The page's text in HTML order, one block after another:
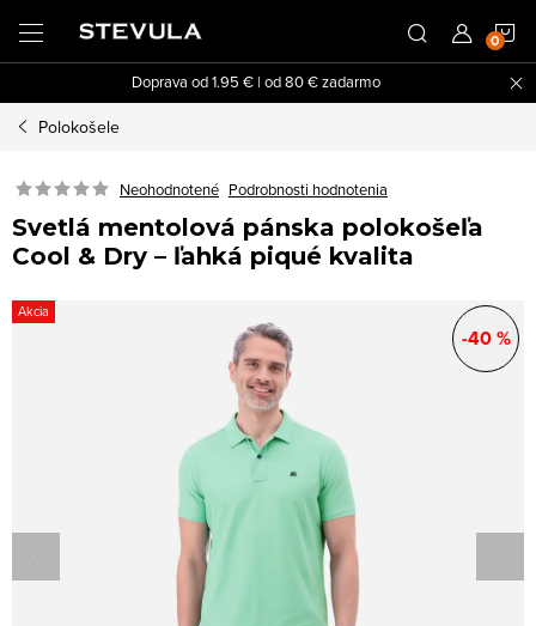
obsah
Doprava od 1.95 € | od 80 € zadarmo
Polokošele
Neohodnotené Podrobnosti hodnotenia
Svetlá mentolová pánska polokošeľa
Cool & Dry – ľahká piqué kvalita
Akcia
-40 %